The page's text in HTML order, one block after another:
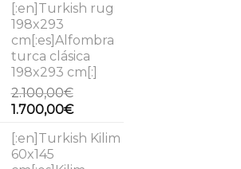
[:en]Turkish rug
198x293
cm[:es]Alfombra
turca clásica
198x293 cm[:]
2.100,00€
Original
was:
2.100,00€.
1.700,00€Current
is:
[:en]Turkish Kilim
60x145